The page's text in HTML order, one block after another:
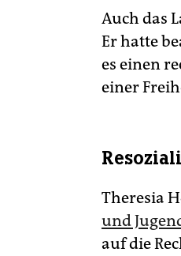
Auch das
Er hatte
es einen
einer
Theresia
und
auf die